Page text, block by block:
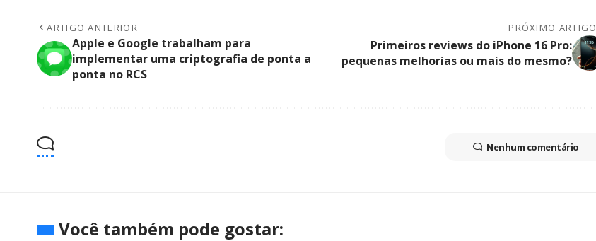
ARTIGO ANTERIOR
Apple e Google trabalham para
implementar uma criptografia de ponta a
ponta no RCS
PRÓXIMO ARTIGO
Primeiros reviews do iPhone 16 Pro:
pequenas melhorias ou mais do mesmo?
Nenhum comentário
Você também pode gostar: